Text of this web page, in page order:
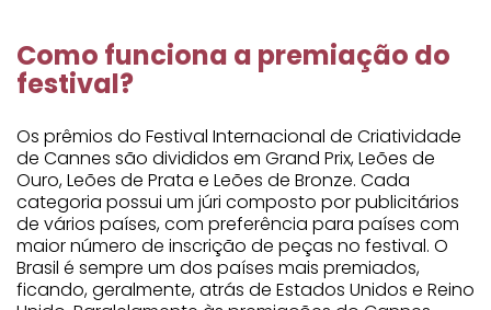
Como funciona a premiação do
festival?
Os prêmios do Festival Internacional de Criatividade
de Cannes são divididos em Grand Prix, Leões de
Ouro, Leões de Prata e Leões de Bronze. Cada
categoria possui um júri composto por publicitários
de vários países, com preferência para países com
maior número de inscrição de peças no festival. O
Brasil é sempre um dos países mais premiados,
ficando, geralmente, atrás de Estados Unidos e Reino